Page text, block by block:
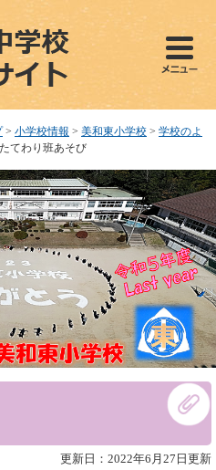
> 小学校情報 > 美和東小学校 > 学校のよ
たてわり班あそび
更新日：2022年6月27日更新